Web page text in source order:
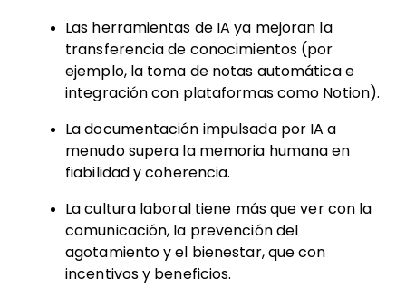
Las herramientas de IA ya mejoran la
transferencia de conocimientos (por
ejemplo, la toma de notas automática e
integración con plataformas como Notion).
La documentación impulsada por IA a
menudo supera la memoria humana en
fiabilidad y coherencia.
La cultura laboral tiene más que ver con la
comunicación, la prevención del
agotamiento y el bienestar, que con
incentivos y beneficios.